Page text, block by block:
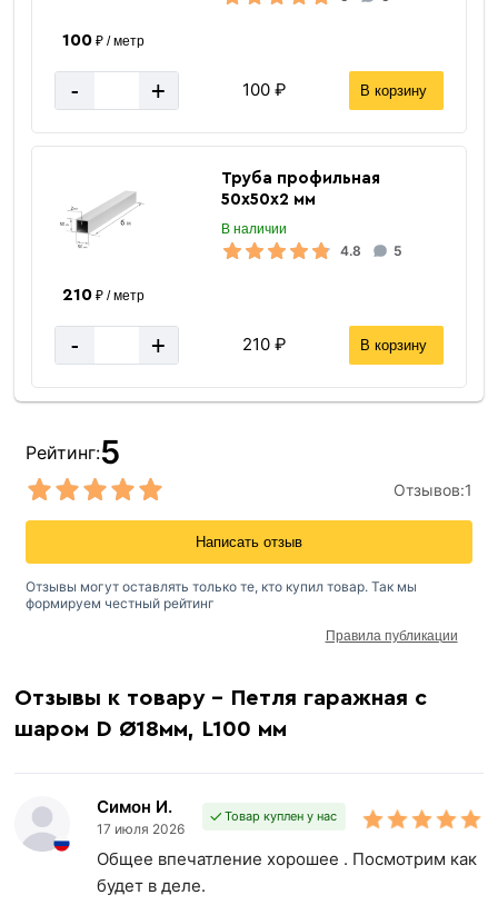
100₽ / метр
- + 100 ₽ В корзину
Труба профильная
50х50х2 мм
В наличии
4.8 5
210₽ / метр
- + 210 ₽ В корзину
Отзывы к товару - Петля гаражная с
шаром D Ø18мм, L100 мм
Симон И.
17 июля 2026
Товар куплен у нас
Общее впечатление хорошее . Посмотрим как
будет в деле.
Рейтинг:5
Отзывов:1
Написать отзыв
Отзывы могут оставлять только те, кто купил товар. Так мы
формируем честный рейтинг
Правила публикации